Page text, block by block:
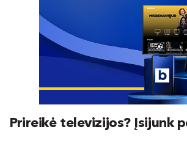
Prireikė televizijos? Įsijunk